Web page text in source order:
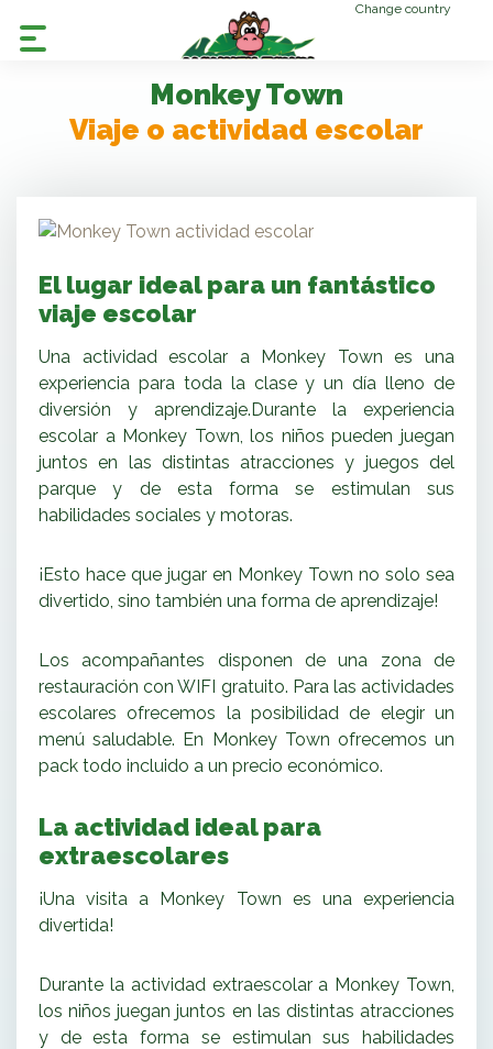
Change country
Monkey Town
Viaje o actividad escolar
El lugar ideal para un fantástico
viaje escolar
Una actividad escolar a Monkey Town es una
experiencia para toda la clase y un día lleno de
diversión y aprendizaje.Durante la experiencia
escolar a Monkey Town, los niños pueden juegan
juntos en las distintas atracciones y juegos del
parque y de esta forma se estimulan sus
habilidades sociales y motoras.
¡Esto hace que jugar en Monkey Town no solo sea
divertido, sino también una forma de aprendizaje!
Los acompañantes disponen de una zona de
restauración con WIFI gratuito. Para las actividades
escolares ofrecemos la posibilidad de elegir un
menú saludable. En Monkey Town ofrecemos un
pack todo incluido a un precio económico.
La actividad ideal para
extraescolares
¡Una visita a Monkey Town es una experiencia
divertida!
Durante la actividad extraescolar a Monkey Town,
los niños juegan juntos en las distintas atracciones
y de esta forma se estimulan sus habilidades